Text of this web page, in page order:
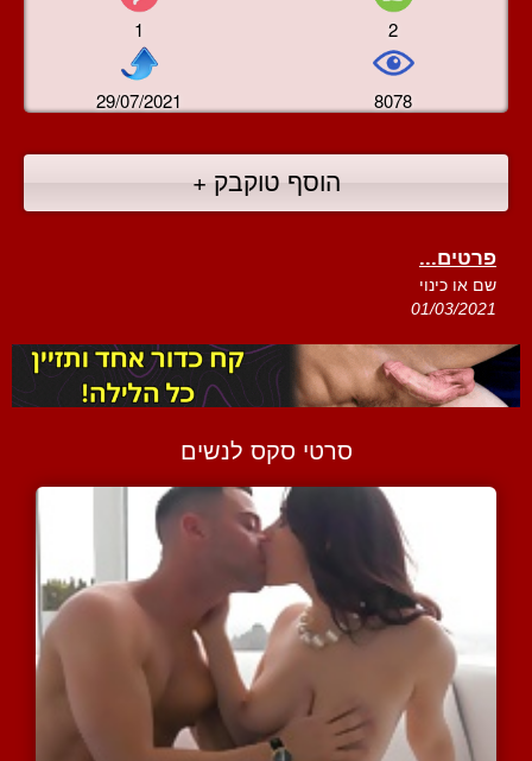
1 2
29/07/2021 8078
הוסף טוקבק +
פרטים...
שם או כינוי
01/03/2021
סרטי סקס לנשים